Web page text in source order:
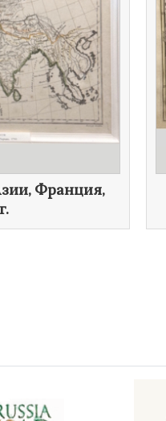
Франция,